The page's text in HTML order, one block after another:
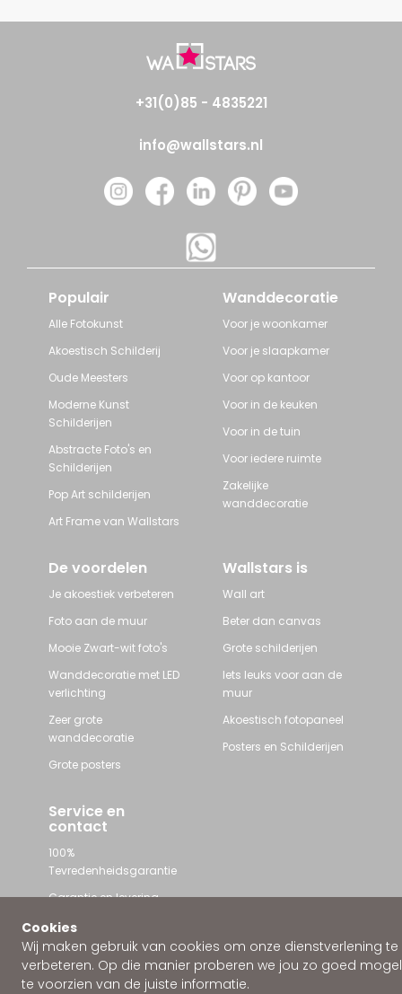
Cookies
Wij maken gebruik van cookies om onze dienstverlening te
verbeteren. Op die manier proberen we jou zo goed
te voorzien van de juiste informatie.
+31(0)85 - 4835221
info@wallstars.nl
Populair
Alle Fotokunst
Akoestisch Schilderij
Oude Meesters
Moderne Kunst
Schilderijen
Abstracte Foto's en
Schilderijen
Pop Art schilderijen
Art Frame van Wallstars
Wanddecoratie
Voor je woonkamer
Voor je slaapkamer
Voor op kantoor
Voor in de keuken
Voor in de tuin
Voor iedere ruimte
Zakelijke
wanddecoratie
De voordelen
Je akoestiek verbeteren
Foto aan de muur
Mooie Zwart-wit foto's
Wanddecoratie met LED
verlichting
Zeer grote
wanddecoratie
Grote posters
Wallstars is
Wall art
Beter dan canvas
Grote schilderijen
Iets leuks voor aan de
muur
Akoestisch fotopaneel
Posters en Schilderijen
Service en
contact
100%
Tevredenheidsgarantie
Garantie en levering
Contact met Wallstars
WhatsApp ons